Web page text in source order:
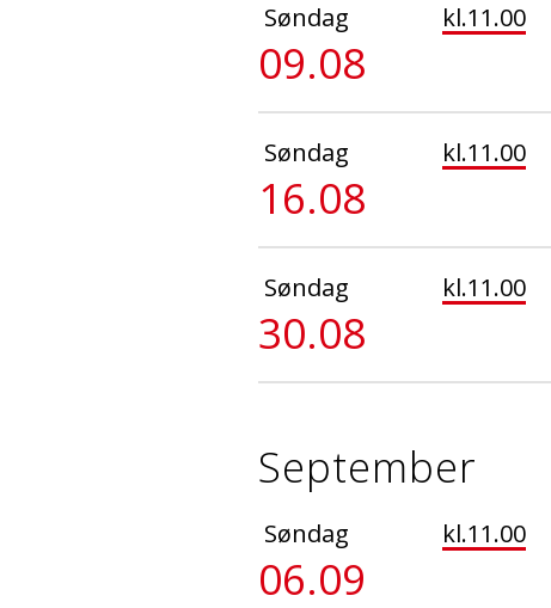
Søndag
09.08
kl.11.00
Søndag
16.08
kl.11.00
Søndag
30.08
kl.11.00
September
Søndag
06.09
kl.11.00